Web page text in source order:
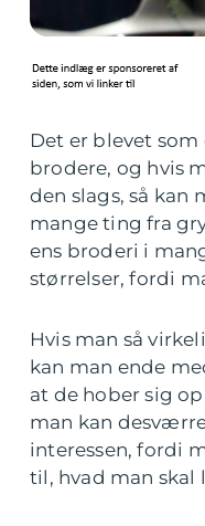
Det er blevet
brodere, og hvis
den slags, så kan
mange ting fra
ens broderi i
størrelser, fordi
Hvis man så
kan man ende
at de hober sig
man kan
interessen, fordi
til, hvad man skal